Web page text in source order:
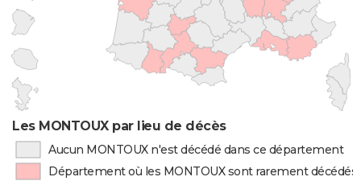
Les MONTOUX par lieu de décès
Aucun MONTOUX n'est décédé dans ce département
Département où les MONTOUX sont rarement décédés